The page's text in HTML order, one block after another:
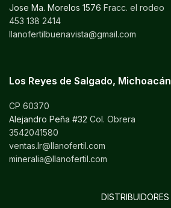
Jose Ma. Morelos 1576 Fracc. el rodeo
453 138 2414
llanofertilbuenavista@gmail.com
Los Reyes de Salgado, Michoacán
CP 60370
Alejandro Peña #32 Col. Obrera
3542041580
ventas.lr@llanofertil.com
mineralia@llanofertil.com
DISTRIBUIDORES